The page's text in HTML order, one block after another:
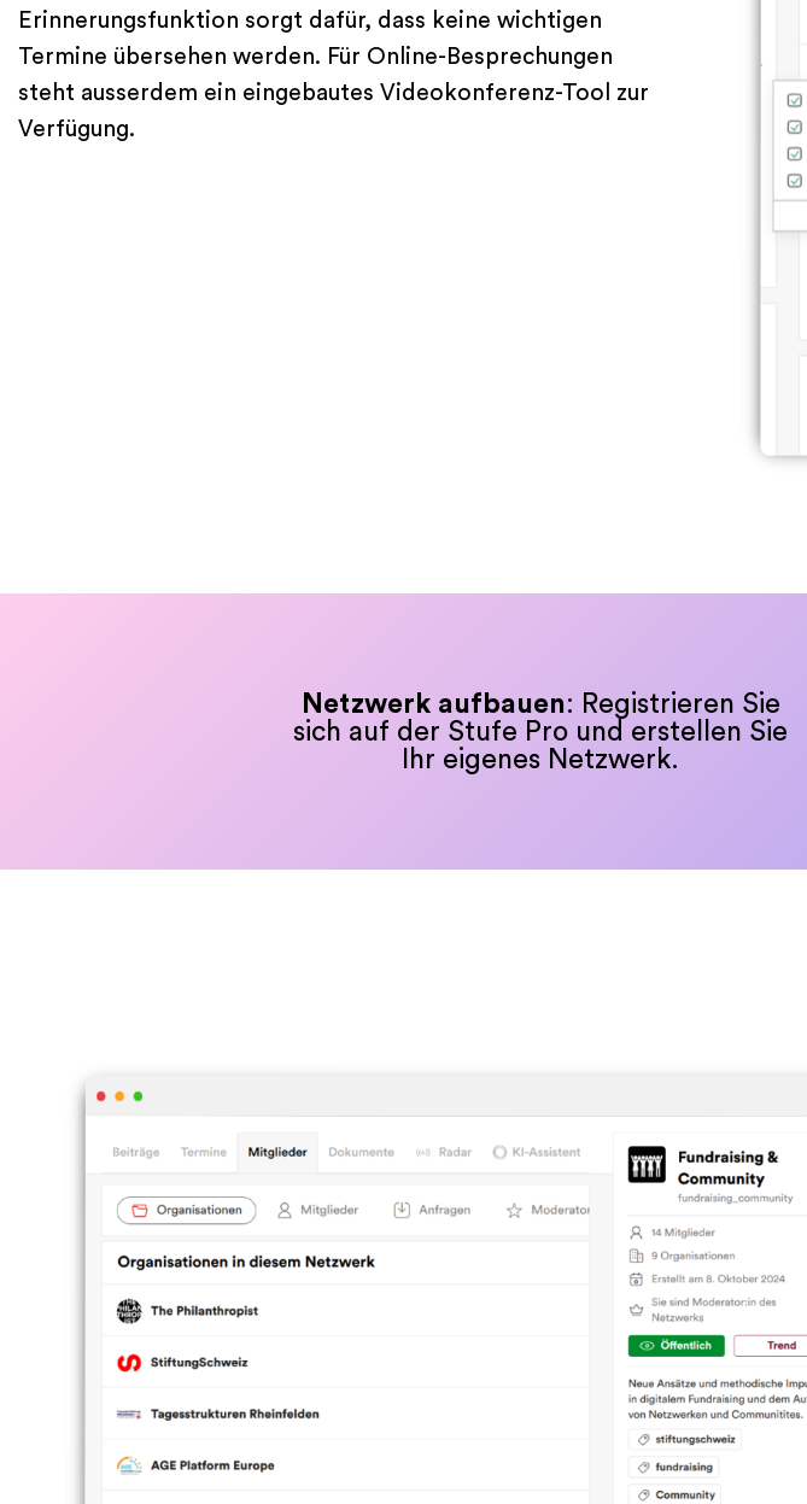
Erinnerungsfunktion sorgt dafür, dass keine wichtigen
Termine übersehen werden. Für Online-Besprechungen
steht ausserdem ein eingebautes Videokonferenz-Tool zur
Verfügung.
Netzwerk aufbauen: Registrieren Sie
sich auf der Stufe Pro und erstellen Sie
Ihr eigenes Netzwerk.